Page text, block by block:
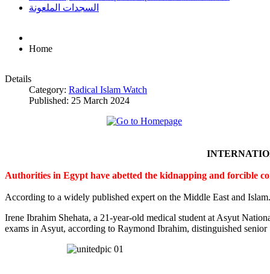
السجدات الملعونة
Home
Details
Category: Radical Islam Watch
Published: 25 March 2024
Authorities in Egypt have abetted the kidnapping and forcible
According to a widely published expert on the Middle East and Islam.
Irene Ibrahim Shehata, a 21-year-old medical student at Asyut
exams in Asyut, according to Raymond Ibrahim, distinguished